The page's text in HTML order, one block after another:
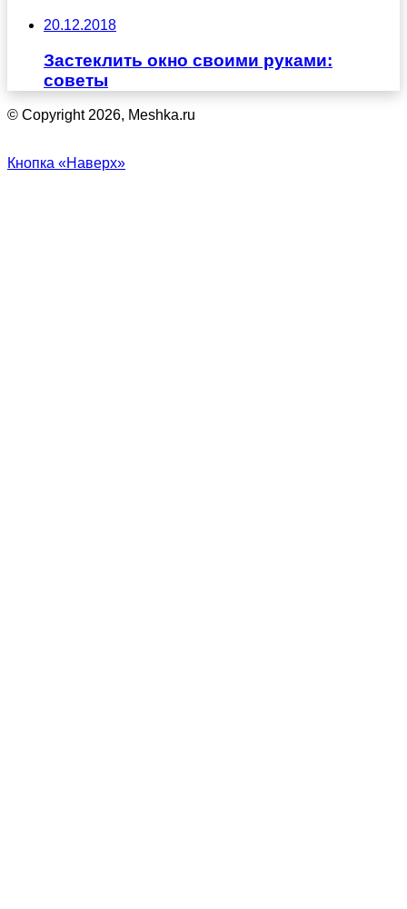
20.12.2018
Застеклить окно своими руками:
советы
© Copyright 2026, Meshka.ru
Кнопка «Наверх»